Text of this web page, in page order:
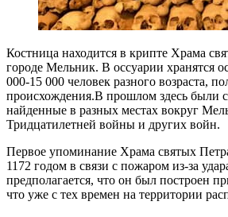
Костница находится в крипте Храма
городе Мельник. В оссуарии хранятся
000-15 000 человек разного возраста,
происхождения.В прошлом здесь были
найденные в разных местах вокруг
Тридцатилетней войны и других войн.
Первое упоминание Храма святых
1172 годом в связи с пожаром из-за
предполагается, что он был построен
что уже с тех времен на территории